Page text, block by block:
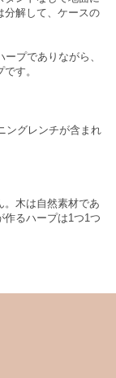
分解して、ケースの
プでありながら、
す。
ングレンチが含まれ
。木は自然素材であ
作るハープは1つ1つ